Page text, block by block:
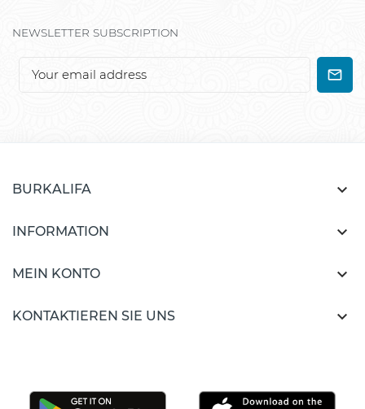
NEWSLETTER SUBSCRIPTION
BURKALIFA 
INFORMATION 
MEIN KONTO 
KONTAKTIEREN SIE UNS 